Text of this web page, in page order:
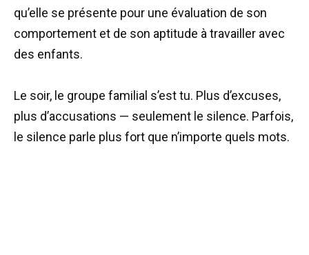
qu’elle se présente pour une évaluation de son
comportement et de son aptitude à travailler avec
des enfants.
Le soir, le groupe familial s’est tu. Plus d’excuses,
plus d’accusations — seulement le silence. Parfois,
le silence parle plus fort que n’importe quels mots.